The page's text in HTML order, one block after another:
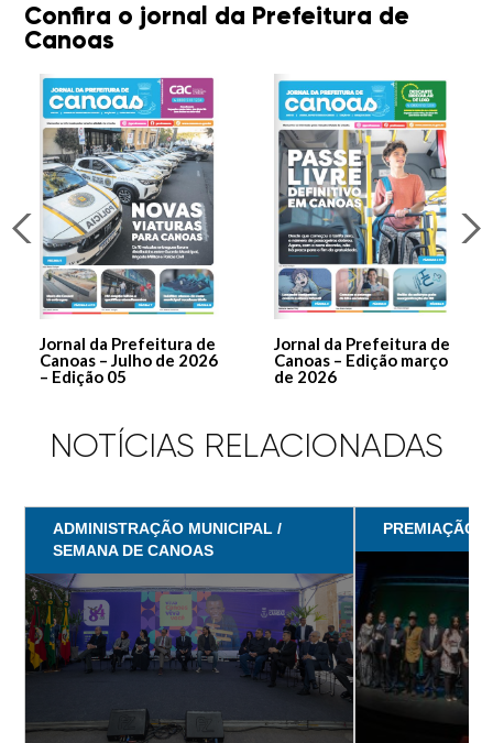
Confira o jornal da Prefeitura de
Canoas
Jornal da Prefeitura de
Canoas – Julho de 2026
– Edição 05
Jornal da Prefeitura de
Canoas – Edição março
de 2026
NOTÍCIAS RELACIONADAS
ADMINISTRAÇÃO MUNICIPAL /
SEMANA DE CANOAS
PREMIAÇÃO